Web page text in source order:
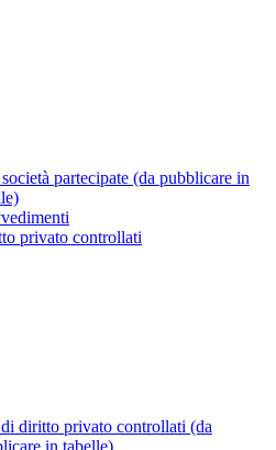
partecipate (da pubblicare in
privato controllati
diritto privato controllati (da